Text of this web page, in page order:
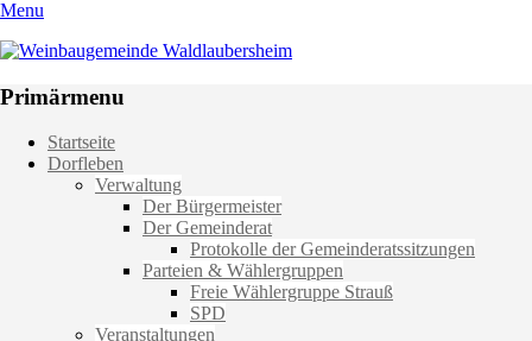
Menu
Weinbaugemeinde Waldlaubersheim
Primärmenu
Weiter
zum
Startseite
Dorfleben
Verwaltung
Der Bürgermeister
Der Gemeinderat
Protokolle der Gemeinderatssitzungen
Parteien & Wählergruppen
Freie Wählergruppe Strauß
SPD
Veranstaltungen